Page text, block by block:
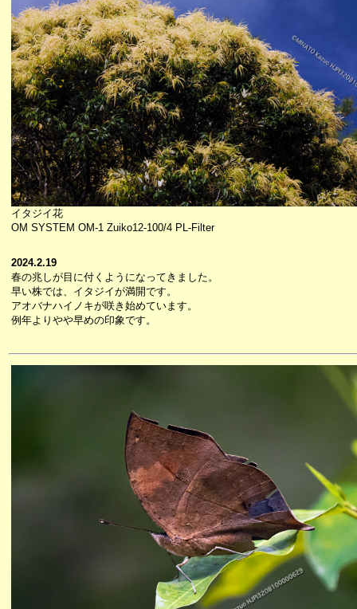
イタジイ花
OM SYSTEM OM-1 Zuiko12-100/4 PL-Filter
2024.2.19
春の兆しが目に付くようになってきました。
早い株では、イタジイが満開です。
アオバナハイノキが咲き始めています。
例年よりやや早めの印象です。